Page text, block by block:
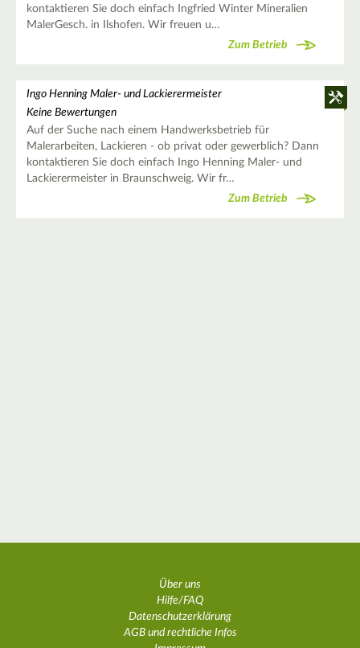
kontaktieren Sie doch einfach Ingfried Winter Mineralien
MalerGesch. in Ilshofen. Wir freuen u…
Zum Betrieb
Ingo Henning Maler- und Lackierermeister
Keine Bewertungen
Auf der Suche nach einem Handwerksbetrieb für
Malerarbeiten, Lackieren - ob privat oder gewerblich? Dann
kontaktieren Sie doch einfach Ingo Henning Maler- und
Lackierermeister in Braunschweig. Wir fr…
Zum Betrieb
Über uns
Hilfe/FAQ
Datenschutzerklärung
AGB und rechtliche Infos